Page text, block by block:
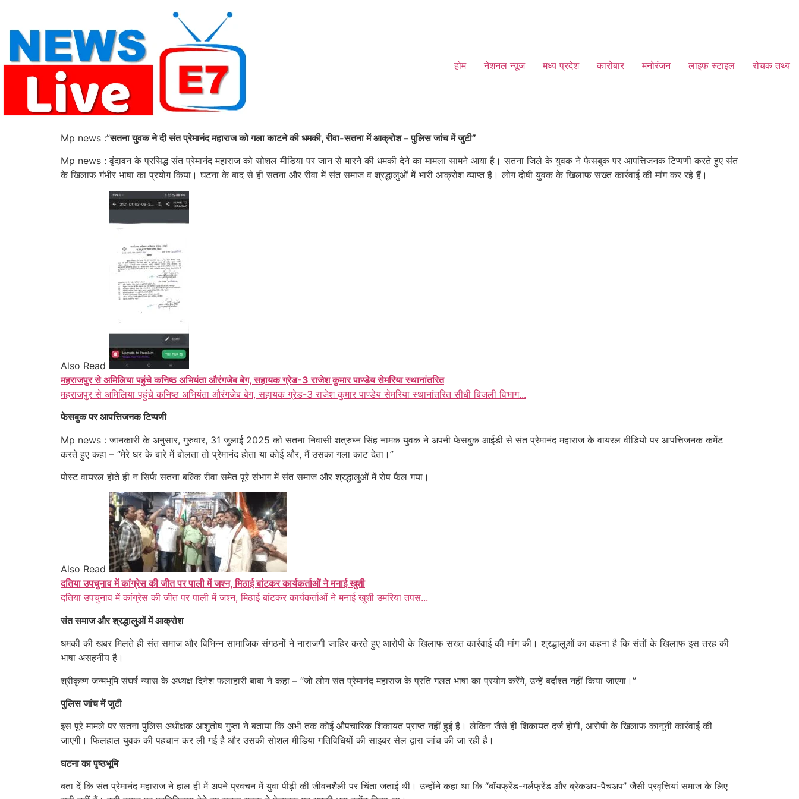
content
होम नेशनल न्यूज मध्य प्रदेश कारोबार मनोरंजन लाइफ स्टाइल रोचक तथ्य
Mp news :”सतना युवक ने दी संत प्रेमानंद महाराज को गला काटने की धमकी, रीवा-सतना में आक्रोश – पुलिस जांच में जुटी”
Mp news : वृंदावन के प्रसिद्ध संत प्रेमानंद महाराज को सोशल मीडिया पर जान से मारने की धमकी देने का मामला सामने आया है। सतना जिले के युवक ने फेसबुक पर आपत्तिजनक टिप्पणी करते हुए संत
के खिलाफ गंभीर भाषा का प्रयोग किया। घटना के बाद से ही सतना और रीवा में संत समाज व श्रद्धालुओं में भारी आक्रोश व्याप्त है। लोग दोषी युवक के खिलाफ सख्त कार्रवाई की मांग कर रहे हैं।
Also Read
महराजपुर से अमिलिया पहुंचे कनिष्ठ अभियंता औरंगजेब बेग, सहायक ग्रेड-3 राजेश कुमार पाण्डेय सेमरिया स्थानांतरित
महराजपुर से अमिलिया पहुंचे कनिष्ठ अभियंता औरंगजेब बेग, सहायक ग्रेड-3 राजेश कुमार पाण्डेय सेमरिया स्थानांतरित सीधी बिजली विभाग...
फेसबुक पर आपत्तिजनक टिप्पणी
Mp news : जानकारी के अनुसार, गुरुवार, 31 जुलाई 2025 को सतना निवासी शत्रुघ्न सिंह नामक युवक ने अपनी फेसबुक आईडी से संत प्रेमानंद महाराज के वायरल वीडियो पर आपत्तिजनक कमेंट
करते हुए कहा – “मेरे घर के बारे में बोलता तो प्रेमानंद होता या कोई और, मैं उसका गला काट देता।”
पोस्ट वायरल होते ही न सिर्फ सतना बल्कि रीवा समेत पूरे संभाग में संत समाज और श्रद्धालुओं में रोष फैल गया।
Also Read
दतिया उपचुनाव में कांग्रेस की जीत पर पाली में जश्न, मिठाई बांटकर कार्यकर्ताओं ने मनाई खुशी
दतिया उपचुनाव में कांग्रेस की जीत पर पाली में जश्न, मिठाई बांटकर कार्यकर्ताओं ने मनाई खुशी उमरिया तपस...
संत समाज और श्रद्धालुओं में आक्रोश
धमकी की खबर मिलते ही संत समाज और विभिन्न सामाजिक संगठनों ने नाराजगी जाहिर करते हुए आरोपी के खिलाफ सख्त कार्रवाई की मांग की। श्रद्धालुओं का कहना है कि संतों के खिलाफ इस तरह की
भाषा असहनीय है।
श्रीकृष्ण जन्मभूमि संघर्ष न्यास के अध्यक्ष दिनेश फलाहारी बाबा ने कहा – “जो लोग संत प्रेमानंद महाराज के प्रति गलत भाषा का प्रयोग करेंगे, उन्हें बर्दाश्त नहीं किया जाएगा।”
पुलिस जांच में जुटी
इस पूरे मामले पर सतना पुलिस अधीक्षक आशुतोष गुप्ता ने बताया कि अभी तक कोई औपचारिक शिकायत प्राप्त नहीं हुई है। लेकिन जैसे ही शिकायत दर्ज होगी, आरोपी के खिलाफ कानूनी कार्रवाई की
जाएगी। फिलहाल युवक की पहचान कर ली गई है और उसकी सोशल मीडिया गतिविधियों की साइबर सेल द्वारा जांच की जा रही है।
घटना का पृष्ठभूमि
बता दें कि संत प्रेमानंद महाराज ने हाल ही में अपने प्रवचन में युवा पीढ़ी की जीवनशैली पर चिंता जताई थी। उन्होंने कहा था कि “बॉयफ्रेंड-गर्लफ्रेंड और ब्रेकअप-पैचअप” जैसी प्रवृत्तियां समाज के लिए